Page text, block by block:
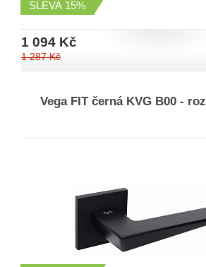
SLEVA 15%
1 094 Kč
1 287 Kč
Vega FIT černá KVG B00 -